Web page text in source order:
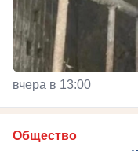
вчера в 13:00
Общество